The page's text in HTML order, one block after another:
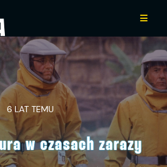
6 LAT TEMU
w czasach zarazy